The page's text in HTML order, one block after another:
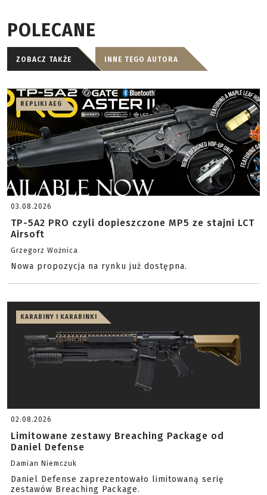
POLECANE
ZOBACZ TAKŻE INNE TEGO AUTORA
REPLIKI AEG
03.08.2026
TP-5A2 PRO czyli dopieszczone MP5 ze stajni LCT
Airsoft
Grzegorz Woźnica
Nowa propozycja na rynku już dostępna.
KARABINY I KARABINKI
02.08.2026
Limitowane zestawy Breaching Package od
Daniel Defense
Damian Niemczuk
Daniel Defense zaprezentowało limitowaną serię
zestawów Breaching Package.